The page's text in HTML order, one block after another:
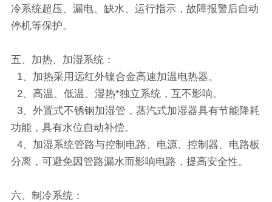
冷系统超压、漏电、缺水、运行指示，故障报警后自动
停机等保护。
五、加热、加湿系统：
1、加热采用远红外镍合金高速加温电热器。
2、高温、低温、湿热*独立系统，互不影响。
3、外置式不锈钢加湿管，蒸汽式加湿器具有节能降耗
功能，具有水位自动补偿。
4、加湿系统管路与控制电路、电源、控制器、电路板
分离，可避免因管路漏水而影响电路，提高安全性。
六、 制冷系统：